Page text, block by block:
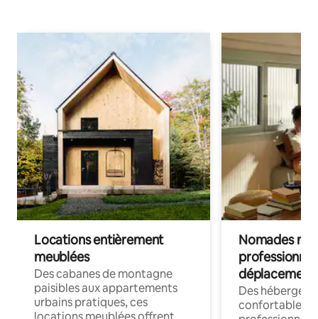
Locations entièrement
meublées
Des cabanes de montagne
paisibles aux appartements
urbains pratiques, ces
Nomades
déplacement
Des
confortables